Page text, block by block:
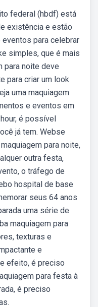
federal (hbdf) está
existência e estão
para celebrar
simples, que é mais
para noite deve
para criar um look
uma maquiagem
e eventos em
é possível
já tem. Webse
para noite,
outra festa,
o tráfego de
hospital de base
seus 64 anos
uma série de
maquiagem para
texturas e
e
efeito, é preciso
para festa à
é preciso